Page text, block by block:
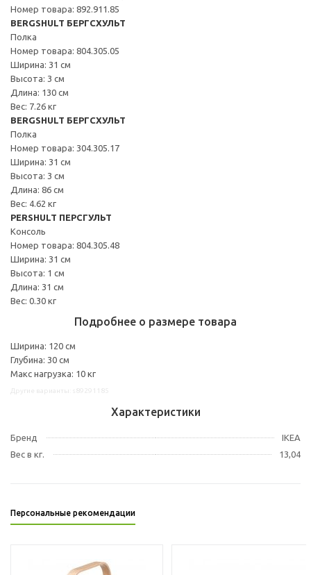
Номер товара: 892.911.85
BERGSHULT БЕРГСХУЛЬТ
Полка
Номер товара: 804.305.05
Ширина: 31 см
Высота: 3 см
Длина: 130 см
Вес: 7.26 кг
BERGSHULT БЕРГСХУЛЬТ
Полка
Номер товара: 304.305.17
Ширина: 31 см
Высота: 3 см
Длина: 86 см
Вес: 4.62 кг
PERSHULT ПЕРСГУЛЬТ
Консоль
Номер товара: 804.305.48
Ширина: 31 см
Высота: 1 см
Длина: 31 см
Вес: 0.30 кг
Подробнее о размере товара
Ширина: 120 см
Глубина: 30 см
Макс нагрузка: 10 кг
Характеристики
Бренд
IKEA
Вес в кг.
13,04
Персональные рекомендации